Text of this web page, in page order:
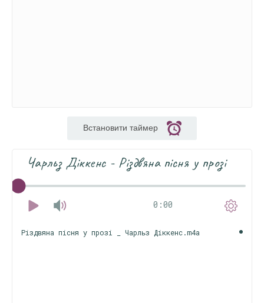
Встановити таймер
Чарльз Діккенс - Різдвяна пісня у прозі
0:00
Різдвяна пісня у прозі _ Чарльз Діккенс.m4a